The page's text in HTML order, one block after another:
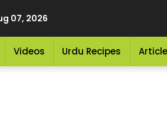
07, 2026
Videos Urdu Recipes